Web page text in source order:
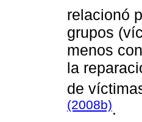
relacionó
grupos
menos
la
de
(2008b).